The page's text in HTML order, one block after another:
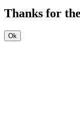
Thanks for
Ok